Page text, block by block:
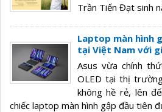
Trần Tiến Đạt sinh
Laptop màn hình
tại Việt Nam với
Asus vừa chính
OLED tại thị
không hề rẻ, lên
chiếc laptop màn hình gập đầu tiên